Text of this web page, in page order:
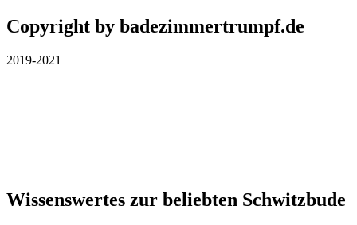
Copyright by badezimmertrumpf.de
2019-2021
Wissenswertes zur beliebten Schwitzbude